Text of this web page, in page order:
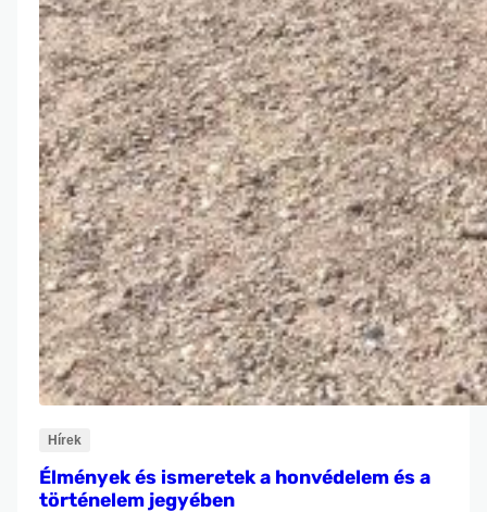
Hírek
Élmények és ismeretek a honvédelem és a
történelem jegyében